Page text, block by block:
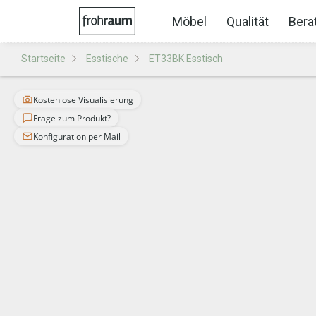
Möbel Qualität
Startseite Esstische ET33BK Esstisch
Kostenlose Visualisierung
Frage zum Produkt?
Konfiguration per Mail